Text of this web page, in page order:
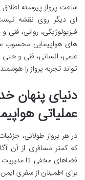
ساعت پرواز پیوسته
ای دیگر روی نقشه
فیزیولوژیکی، روانی،
های هواپیمایی محسوب
علمی، انسانی، فنی و
تواند تجربه پرواز را
دنیای پنهان
عملیاتی
در هر پرواز طولانی،
که کمتر مسافری از آن
فضاهای مخفی تا
برای اطمینان از سفری